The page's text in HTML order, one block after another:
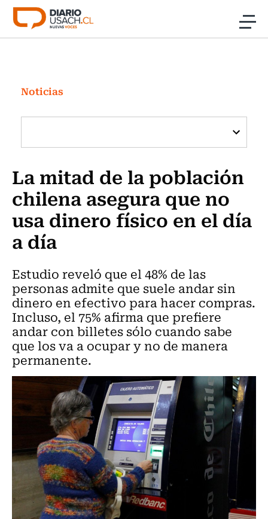
Click acá para ir directamente al contenido
Investigación
Cultura
Programas Radio y TV Usach
Noticias
La mitad de la población
chilena asegura que no
usa dinero físico en el día
a día
Estudio reveló que el 48% de las
personas admite que suele andar sin
dinero en efectivo para hacer compras.
Incluso, el 75% afirma que prefiere
andar con billetes sólo cuando sabe
que los va a ocupar y no de manera
permanente.